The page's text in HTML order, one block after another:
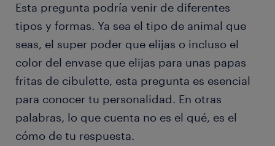
Esta pregunta podría venir de diferentes
tipos y formas. Ya sea el tipo de animal que
seas, el super poder que elijas o incluso el
color del envase que elijas para unas papas
fritas de cibulette, esta pregunta es esencial
para conocer tu personalidad. En otras
palabras, lo que cuenta no es el qué, es el
cómo de tu respuesta.